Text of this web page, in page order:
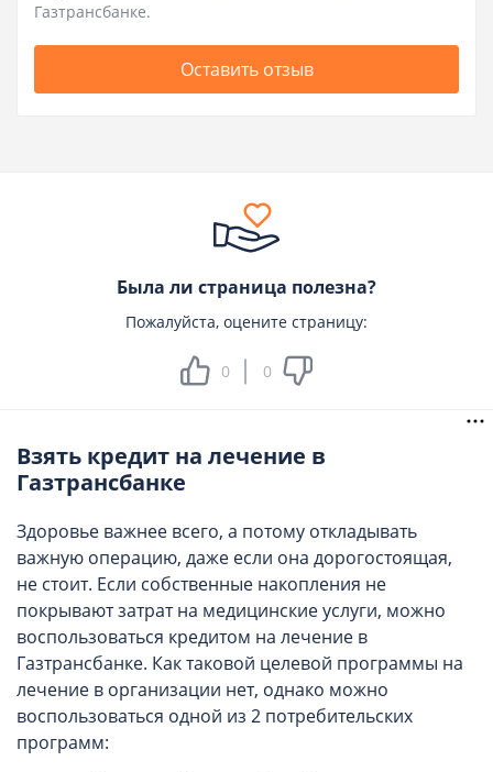
Газтрансбанке.
Оставить отзыв
Была ли страница полезна?
Пожалуйста, оцените страницу:
0 0
Взять кредит на лечение в
Газтрансбанке
Здоровье важнее всего, а потому откладывать
важную операцию, даже если она дорогостоящая,
не стоит. Если собственные накопления не
покрывают затрат на медицинские услуги, можно
воспользоваться кредитом на лечение в
Газтрансбанке. Как таковой целевой программы на
лечение в организации нет, однако можно
воспользоваться одной из 2 потребительских
программ: